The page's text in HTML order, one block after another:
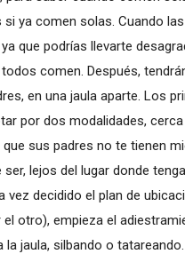
si ya comen solas. Cuando
que podrías llevarte
comen. Después,
en una jaula aparte. Los
por dos modalidades,
que sus padres no te tienen
ser, lejos del lugar donde
vez decidido el plan de
el otro), empieza el
la jaula, silbando o